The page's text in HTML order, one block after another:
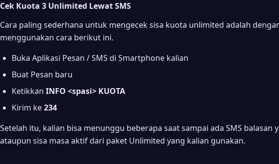
Cek Kuota 3 Unlimited Lewat SMS
Cara paling sederhana untuk mengecek sisa kuota unlimited adalah
menggunakan cara berikut ini.
Buka Aplikasi Pesan / SMS di Smartphone kalian
Buat Pesan baru
Ketikkan INFO <spasi> KUOTA
Kirim ke234
Setelah itu, kalian bisa menunggu beberapa saat sampai ada SMS balasan
ataupun sisa masa aktif dari paket Unlimited yang kalian gunakan.